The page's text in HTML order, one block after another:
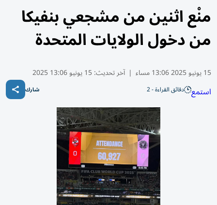
منْع اثنين من مشجعي بنفيكا
من دخول الولايات المتحدة
15 يونيو 2025 13:06 مساء | آخر تحديث:15 يونيو 13:06 2025
استمع دقائق القراءة - 2 شارك